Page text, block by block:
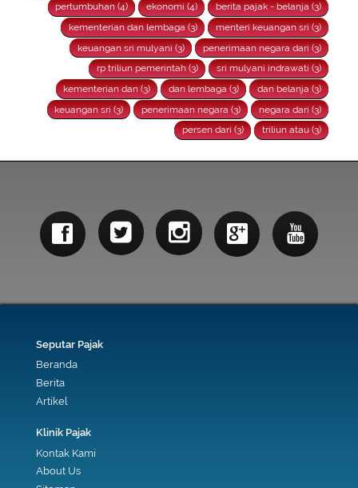
pertumbuhan (4)
ekonomi (4)
berita pajak - belanja (3)
kementerian dan lembaga (3)
menteri keuangan sri (3)
keuangan sri mulyani (3)
penerimaan negara dari (3)
rp triliun pemerintah (3)
sri mulyani indrawati (3)
kementerian dan (3)
dan lembaga (3)
dan belanja (3)
keuangan sri (3)
penerimaan negara (3)
negara dari (3)
persen dari (3)
triliun atau (3)
Seputar Pajak
Beranda
Berita
Artikel
Klinik Pajak
Kontak Kami
About Us